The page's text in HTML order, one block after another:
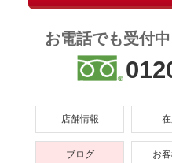
お電話でも受付中
店舗情報
ブログ お